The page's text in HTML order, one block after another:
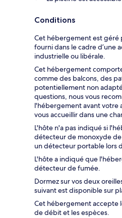
Conditions
Cet hébergement est géré
fourni dans le cadre d’une
industrielle ou libérale.
Cet hébergement
comme des balcons, des
potentiellement non
questions, nous vous
l'hébergement avant votre
vous accueillir dans une
L'hôte n'a pas indiqué si
détecteur de monoxyde
un détecteur portable lors
L'hôte a indiqué que
détecteur de fumée.
Dormez sur vos deux
suivant est disponible sur
Cet hébergement accepte
de débit et les espèces.